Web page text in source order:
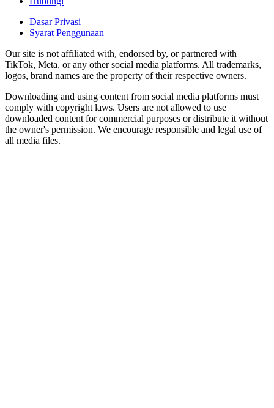
Dasar Privasi
Syarat Penggunaan
Our site is not affiliated with, endorsed by, or partnered with
TikTok, Meta, or any other social media platforms. All trademarks,
logos, brand names are the property of their respective owners.
Downloading and using content from social media platforms must
comply with copyright laws. Users are not allowed to use
downloaded content for commercial purposes or distribute it without
the owner's permission. We encourage responsible and legal use of
all media files.